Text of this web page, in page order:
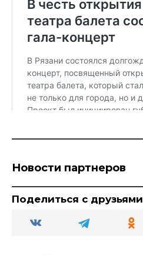
Новости партнеров
Поделиться с друзьями